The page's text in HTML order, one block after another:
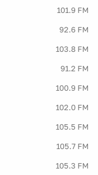
101.9 FM
92.6 FM
103.8 FM
91.2 FM
100.9 FM
102.0 FM
105.5 FM
105.7 FM
105.3 FM